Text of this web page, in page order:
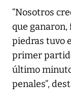
“Nosotros
que ganaron,
piedras tuvo
primer
último
penales”,